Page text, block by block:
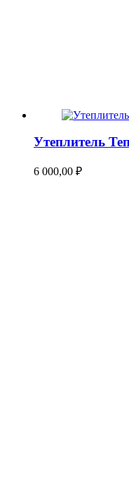
Утеплитель
6 000,00 ₽